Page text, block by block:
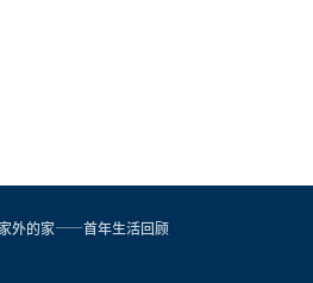
外的家——首年生活回顾